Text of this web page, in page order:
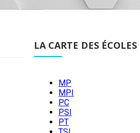
LA CARTE DES ÉCOLES